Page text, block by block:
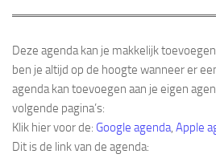
Sociale Veiligheid
Vacature: Vicevoorzitter / secretaris
Waterscouting Waingunga
Agenda
Fotoboek
Verhuur
Deze agenda kan je makkelijk
ben je altijd op de hoogte wanneer er
agenda kan toevoegen aan je eigen
volgende pagina’s:
Klik hier voor de: Google agenda, Apple
Dit is de link van de agenda: